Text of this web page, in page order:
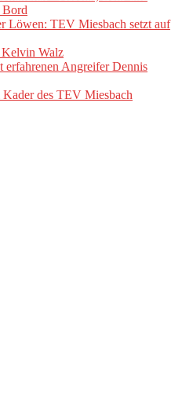
Bord
Löwen: TEV Miesbach setzt auf
Walz
Angreifer Dennis
des TEV Miesbach